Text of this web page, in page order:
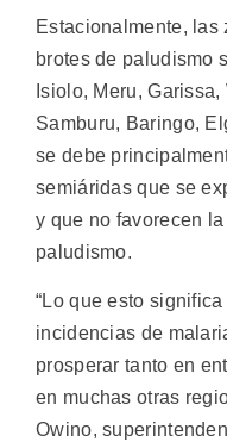
Estacionalmente, las
brotes de paludismo
Isiolo, Meru,
Samburu, Baringo,
se debe
semiáridas que se
y que no favorecen
paludismo.
“Lo que esto
incidencias de
prosperar tanto en
en muchas otras
Owino,